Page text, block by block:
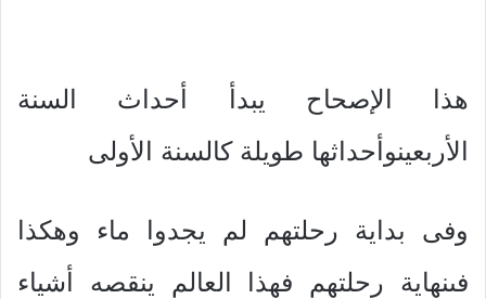
هذا الإصحاح يبدأ أحداث السنة
الأربعينوأحداثها طويلة كالسنة الأولى
وفى بداية رحلتهم لم يجدوا ماء وهكذا
فىنهاية رحلتهم فهذا العالم ينقصه أشياء